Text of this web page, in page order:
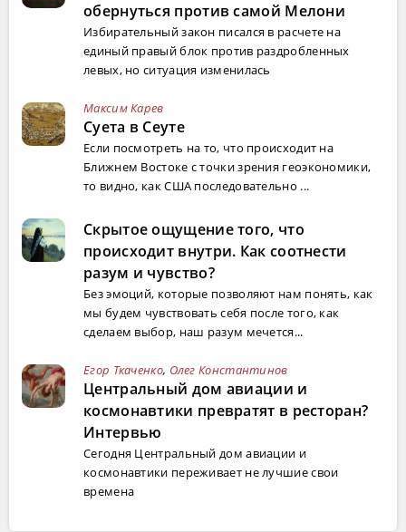
обернуться против самой Мелони
Избирательный закон писался в расчете на
единый правый блок против раздробленных
левых, но ситуация изменилась
Максим Карев
Суета в Сеуте
Если посмотреть на то, что происходит на
Ближнем Востоке с точки зрения геоэкономики,
то видно, как США последовательно ...
Скрытое ощущение того, что
происходит внутри. Как соотнести
разум и чувство?
Без эмоций, которые позволяют нам понять, как
мы будем чувствовать себя после того, как
сделаем выбор, наш разум мечется...
Егор Ткаченко, Олег Константинов
Центральный дом авиации и
космонавтики превратят в ресторан?
Интервью
Сегодня Центральный дом авиации и
космонавтики переживает не лучшие свои
времена